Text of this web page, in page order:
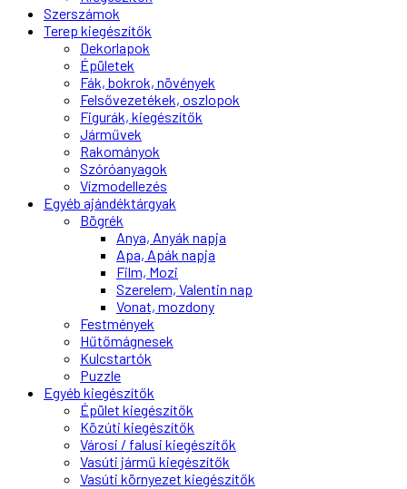
Szerszámok
Terep kiegészítők
Dekorlapok
Épületek
Fák, bokrok, növények
Felsővezetékek, oszlopok
Figurák, kiegészítők
Járművek
Rakományok
Szóróanyagok
Vízmodellezés
Egyéb ajándéktárgyak
Bögrék
Anya, Anyák napja
Apa, Apák napja
Film, Mozi
Szerelem, Valentin nap
Vonat, mozdony
Festmények
Hűtőmágnesek
Kulcstartók
Puzzle
Egyéb kiegészítők
Épület kiegészítők
Közúti kiegészítők
Városi / falusi kiegészítők
Vasúti jármű kiegészítők
Vasúti környezet kiegészítők